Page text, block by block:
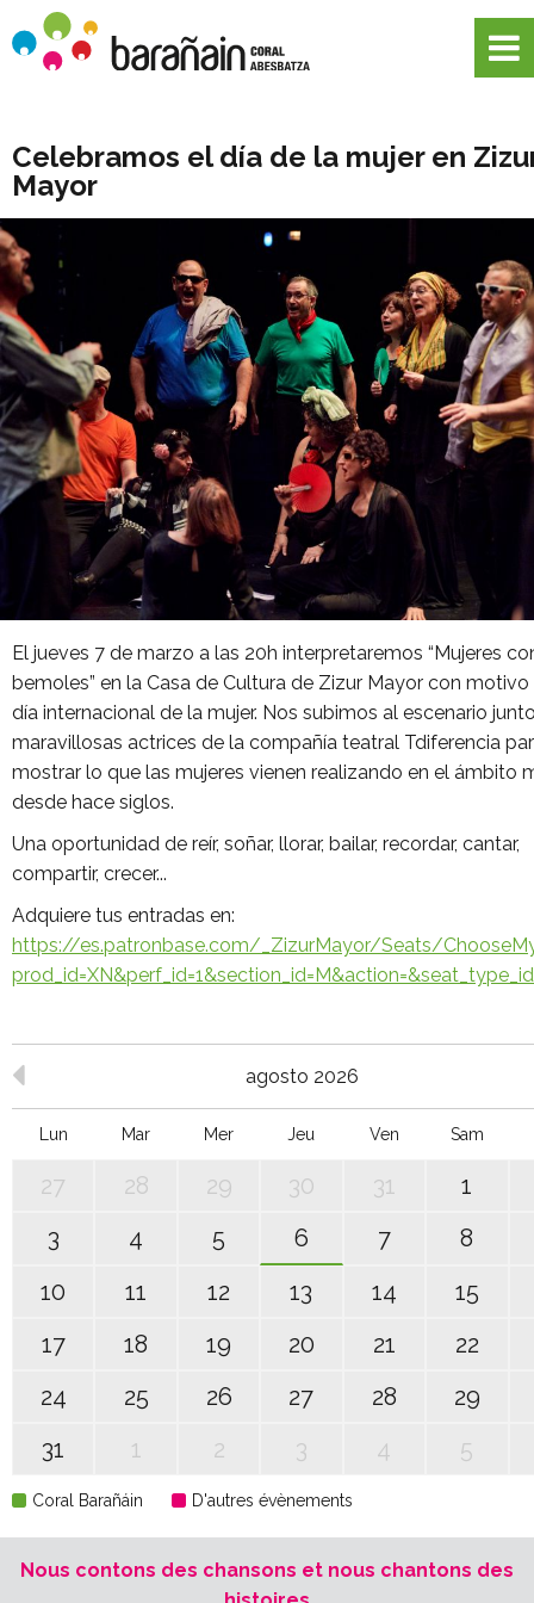
Celebramos el día de la mujer en
Mayor
El jueves 7 de marzo a las 20h interpretaremos “Mujeres
bemoles” en la Casa de Cultura de Zizur Mayor con motivo
día internacional de la mujer. Nos subimos al escenario
maravillosas actrices de la compañía teatral Tdiferencia
mostrar lo que las mujeres vienen realizando en el ámbito
desde hace siglos.
Una oportunidad de reír, soñar, llorar, bailar, recordar, cantar,
compartir, crecer...
Adquiere tus entradas en:
https://es.patronbase.com/_ZizurMayor/Seats/
agosto 2026
Lun Mar Mer Jeu Ven Sam
27 28 29 30 31
1
3
4 5 6 7
8
10
11 12 13 14
15
17
18 19 20 21
22
24
25 26 27 28
29
31
1 2 3 4 5
Coral Barañáin D'autres évènements
Nous contons des chansons et nous chantons des